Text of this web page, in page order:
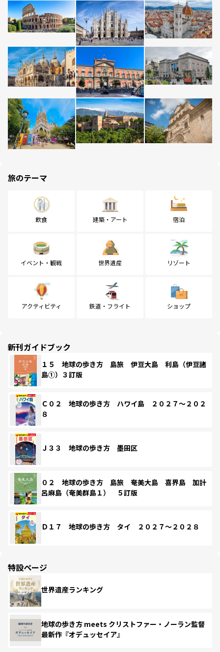
旅のテーマ
飲食 建築・アート 宿泊
イベント・観戦 世界遺産 リゾート
アクティビティ 鉄道・フライト ショップ
新刊ガイドブック
１５ 地球の歩き方 島旅 伊豆大島 利島（伊豆諸
島①）３訂版
Ｃ０２ 地球の歩き方 ハワイ島 ２０２７～２０２
８
Ｊ３３ 地球の歩き方 墨田区
０２ 地球の歩き方 島旅 奄美大島 喜界島 加計
呂麻島（奄美群島１） ５訂版
Ｄ１７ 地球の歩き方 タイ ２０２７～２０２８
特設ページ
世界遺産ランキング
地球の歩き方 meets クリストファー・ノーラン監督
最新作『オデュッセイア』